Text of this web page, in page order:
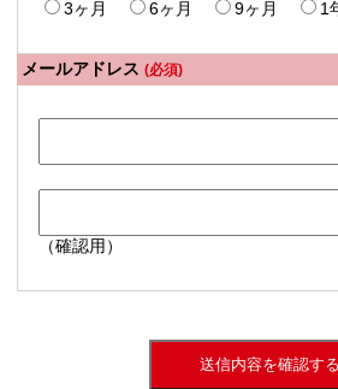
3ヶ月 6ヶ月 9ヶ月 1
メールアドレス (必須)
（確認用）
送信内容を確認する